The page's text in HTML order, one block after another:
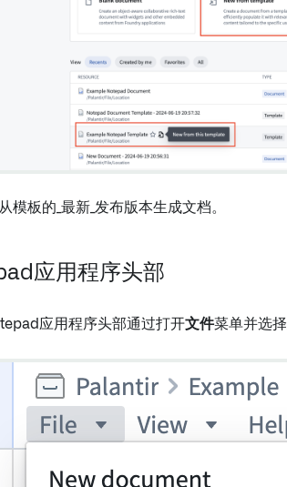
模板的_最新_发布版本生成文档。
应用程序头部
应用程序头部通过打开文件菜单并选择